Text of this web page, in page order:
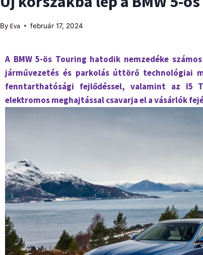
By Eva február 17, 2024
A BMW 5-ös Touring hatodik nemzedéke
járművezetés és parkolás úttörő technológiai
fenntarthatósági fejlődéssel, valamint az I5
elektromos meghajtással csavarja el a vásárlók